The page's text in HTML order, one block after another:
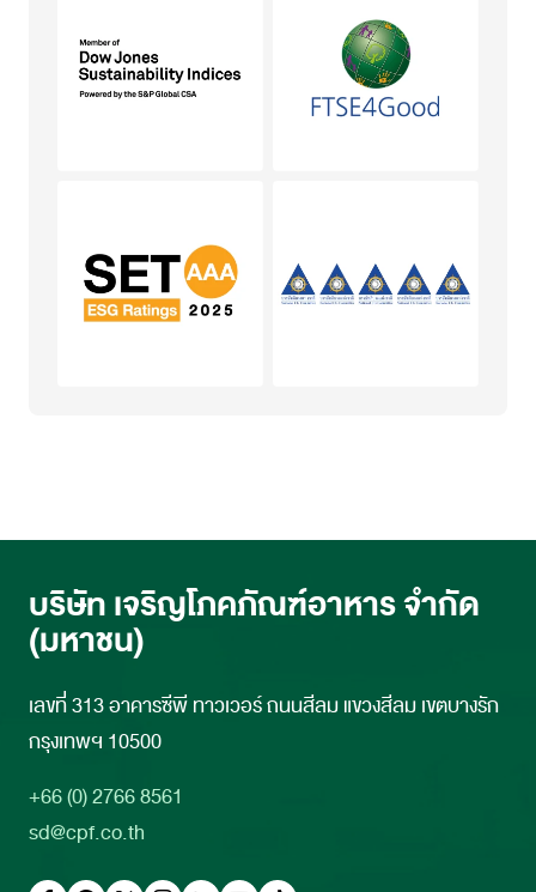
บริษัท เจริญโภคภัณฑ์อาหาร จำกัด
(มหาชน)
เลขที่ 313 อาคารซีพี ทาวเวอร์ ถนนสีลม แขวงสีลม เขตบางรัก
กรุงเทพฯ 10500
+66 (0) 2766 8561
sd@cpf.co.th